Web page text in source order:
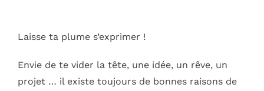
Laisse ta plume s’exprimer !
Envie de te vider la tête, une idée, un rêve, un
projet … il existe toujours de bonnes raisons de